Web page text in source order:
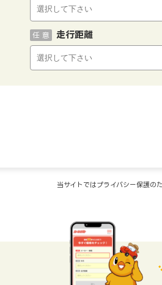
走行距離
任 意
当サイトではプライバシー保護の